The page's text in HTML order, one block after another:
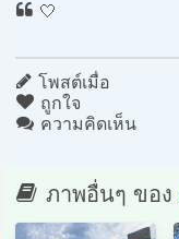
🤍
โพสต์เมื่อ
ถูกใจ
ความคิดเห็น
ภาพอื่นๆ ของ